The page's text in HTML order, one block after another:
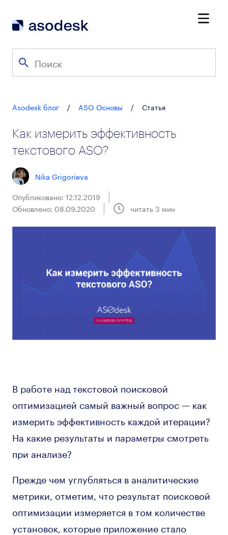
Asodesk блог / ASO Основы / Статья
Как измерить эффективность
текстового ASO?
Nika Grigorieva
Опубликовано: 12.12.2019
Обновлено: 08.09.2020
читать3 мин
В работе над текстовой поисковой
оптимизацией самый важный вопрос — как
измерить эффективность каждой итерации?
На какие результаты и параметры смотреть
при анализе?
Прежде чем углубляться в аналитические
метрики, отметим, что результат поисковой
оптимизации измеряется в том количестве
установок, которые приложение стало